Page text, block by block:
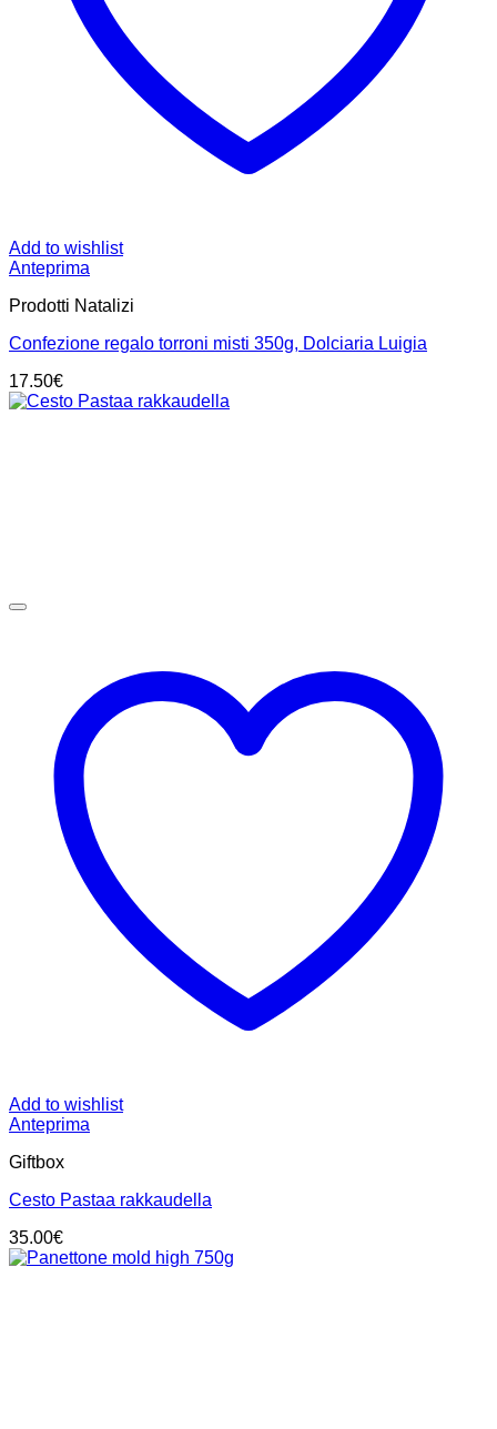
Add to wishlist
Anteprima
Prodotti Natalizi
Confezione regalo torroni misti 350g, Dolciaria Luigia
17.50€
Add to wishlist
Anteprima
Giftbox
Cesto Pastaa rakkaudella
35.00€